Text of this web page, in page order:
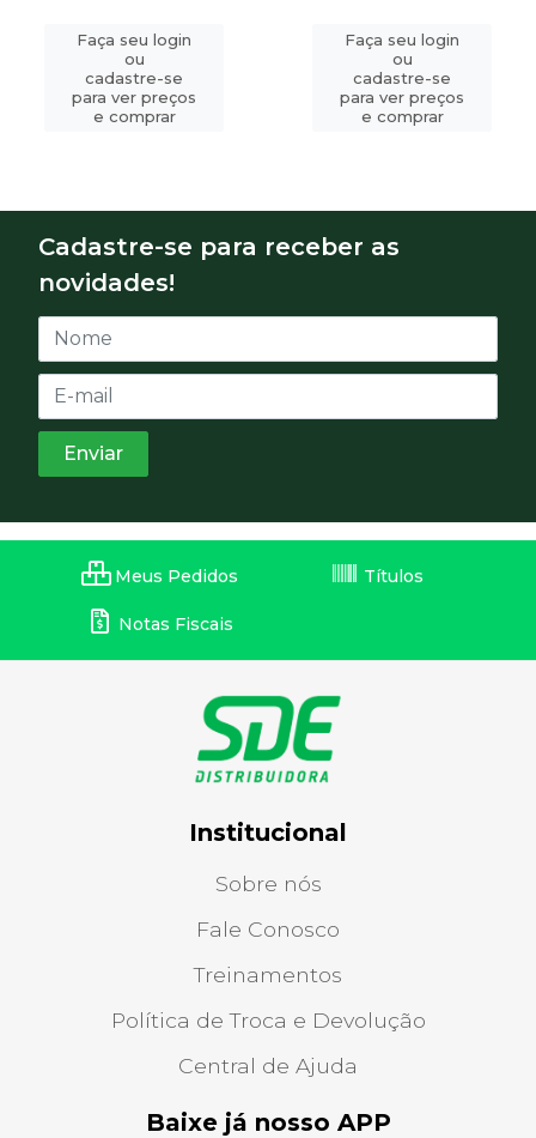
Faça seu login
ou
cadastre-se
para ver preços
e comprar
Faça seu login
ou
cadastre-se
para ver preços
e comprar
Cadastre-se para receber as
novidades!
Meus Pedidos Títulos
Notas Fiscais
Institucional
Sobre nós
Fale Conosco
Treinamentos
Política de Troca e Devolução
Central de Ajuda
Baixe já nosso APP